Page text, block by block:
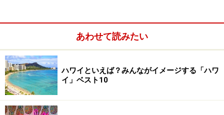
ホテル宿泊者限定のキッズプログラム
あわせて読みたい
ハワイといえば？みんながイメージする「ハワ
イ」ベスト10